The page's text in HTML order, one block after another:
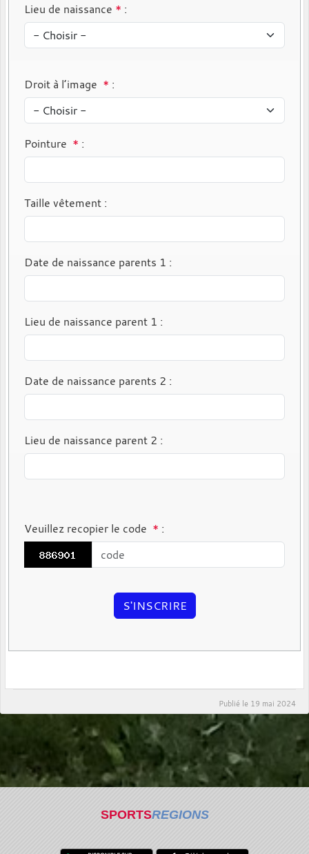
Lieu de naissance * :
Droit à l’image * :
Pointure * :
Taille vêtement :
Date de naissance parents 1 :
Lieu de naissance parent 1 :
Date de naissance parents 2 :
Lieu de naissance parent 2 :
Veuillez recopier le code * :
Publié le 19 mai 2024
SPORTSREGIONS